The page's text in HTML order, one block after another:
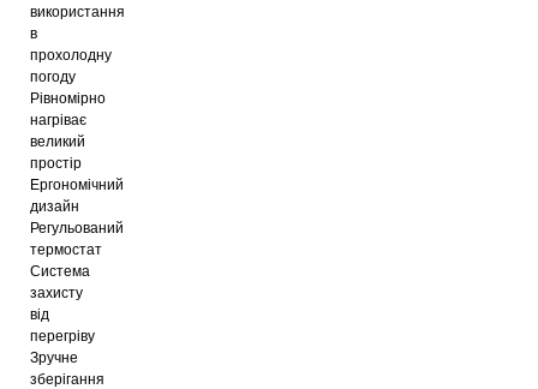
використання
в
прохолодну
погоду
Рівномірно
нагріває
великий
простір
Ергономічний
дизайн
Регульований
термостат
Система
захисту
від
перегріву
Зручне
зберігання